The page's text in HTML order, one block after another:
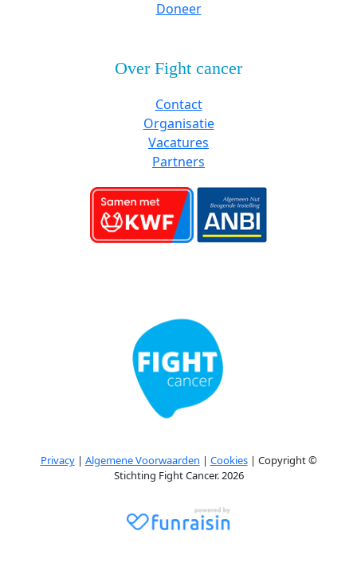
Doneer
Over Fight cancer
Contact
Organisatie
Vacatures
Partners
Privacy| Algemene Voorwaarden | Cookies| Copyright ©
Stichting Fight Cancer. 2026